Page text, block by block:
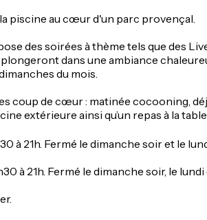
piscine au cœur d'un parc provençal.
des soirées à thème tels que des
dans une ambiance
du mois.
coup de cœur : matinée cocooning,
extérieure ainsi qu’un repas à la
à 21h. Fermé le dimanche soir et le
à 21h. Fermé le dimanche soir, le